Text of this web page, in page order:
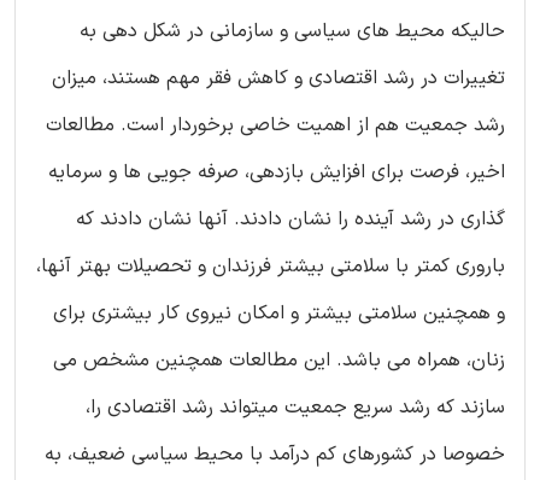
حالیکه محیط های سیاسی و سازمانی در شکل دهی به
تغییرات در رشد اقتصادی و کاهش فقر مهم هستند، میزان
رشد جمعیت هم از اهمیت خاصی برخوردار است. مطالعات
اخیر، فرصت برای افزایش بازدهی، صرفه جویی ها و سرمایه
گذاری در رشد آینده را نشان دادند. آنها نشان دادند که
باروری کمتر با سلامتی بیشتر فرزندان و تحصیلات بهتر آنها،
و همچنین سلامتی بیشتر و امکان نیروی کار بیشتری برای
زنان، همراه می باشد. این مطالعات همچنین مشخص می
سازند که رشد سریع جمعیت میتواند رشد اقتصادی را،
خصوصا در کشورهای کم درآمد با محیط سیاسی ضعیف، به